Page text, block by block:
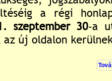
nincsenek hozzászólások